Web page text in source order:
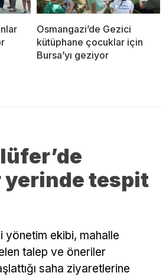
Osmangazi’de Gezici
kütüphane çocuklar için
Bursa’yı geziyor
tespit
yönetim ekibi, mahalle
talep ve öneriler
saha ziyaretlerine